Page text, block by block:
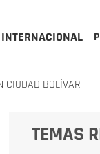
INTERNACIONAL
CIUDAD BOLÍVAR
TEMAS